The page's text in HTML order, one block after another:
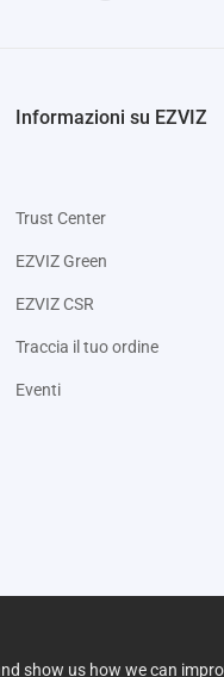
Informazioni su EZVIZ
Trust Center
EZVIZ Green
EZVIZ CSR
Traccia il tuo ordine
Eventi
show us how we can